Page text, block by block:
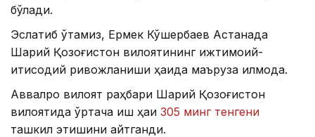
бўлади.
Эслатиб ўтамиз, Ермек Кўшербаев Астанада
Шарқий Қозоғистон вилоятининг ижтимоий-
иқтисодий ривожланиши ҳақида маъруза қилмоқда.
Аввалроқ вилоят раҳбари Шарқий Қозоғистон
вилоятида ўртача иш ҳақи 305 минг тенгени
ташкил этишини айтганди.